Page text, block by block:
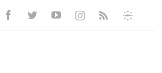
FacebookTwitterYoutubeInstagramRss
Informativa